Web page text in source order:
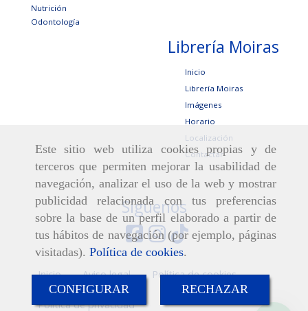
Este sitio web utiliza cookies propias y de
terceros que permiten mejorar la usabilidad de
navegación, analizar el uso de la web y mostrar
publicidad relacionada con tus preferencias
sobre la base de un perfil elaborado a partir de
tus hábitos de navegación (por ejemplo, páginas
visitadas). Política de cookies.
CONFIGURAR RECHAZAR
Nutrición
Odontología
Librería Moiras
Inicio
Librería Moiras
Imágenes
Horario
Localización
Contactar
Síguenos
Inicio Aviso legal Política de cookies
Política de privacidad